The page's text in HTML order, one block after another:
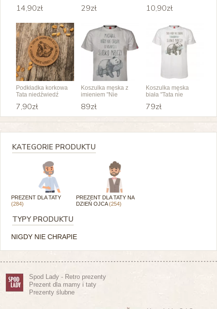
14,90zł 29zł 10,90zł
Podkładka korkowa
Tata niedźwiedź
7,90zł
Koszulka męska z
imieniem "Nie
mruczy"
89zł
Koszulka męska
biała "Tata nie
79zł
KATEGORIE PRODUKTU
PREZENT DLA TATY
(284)
PREZENT DLA TATY NA
DZIEŃ OJCA(254)
TYPY PRODUKTU
NIGDY NIE CHRAPIE
Spod Lady - Retro prezenty
Prezent dla mamy i taty
Prezenty ślubne